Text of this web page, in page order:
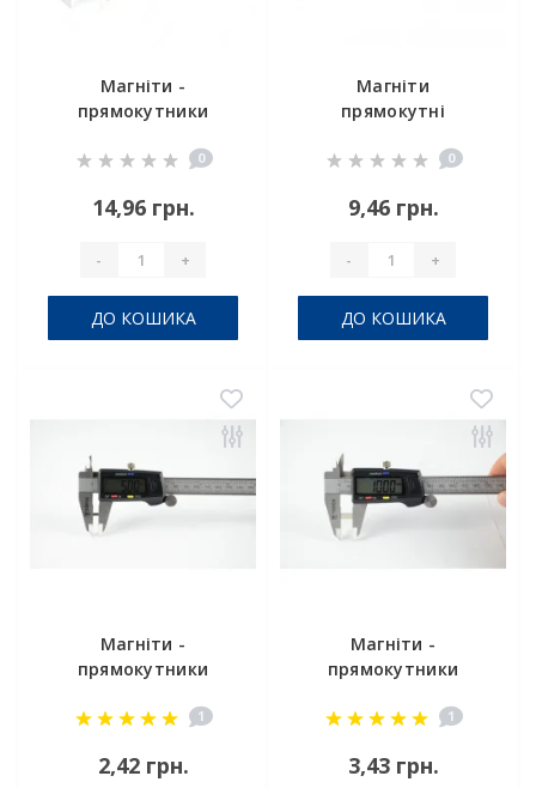
Магніти -
прямокутники
0
14,96 грн.
- +
ДО КОШИКА
Магніти
прямокутні
0
9,46 грн.
- +
ДО КОШИКА
Магніти -
прямокутники
1
2,42 грн.
Магніти -
прямокутники
1
3,43 грн.